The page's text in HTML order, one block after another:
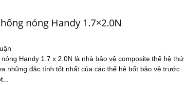
nóng Handy 1.7×2.0N
Handy 1.7 x 2.0N là nhà bảo vệ composite thế hệ thứ
những đặc tính tốt nhất của các thế hệ bốt bảo vệ trước